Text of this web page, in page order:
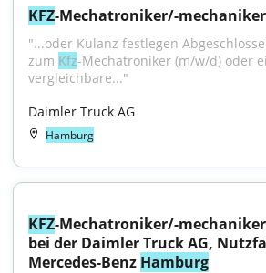
KFZ-Mechatroniker/-
"...oder Kulanz festlegen
zum Kfz-Mechatroniker (m/w/d) oder
vergleichbare..."
Daimler Truck AG
Hamburg
KFZ-Mechatroniker/-
bei der Daimler Truck AG,
Mercedes-Benz Hamburg